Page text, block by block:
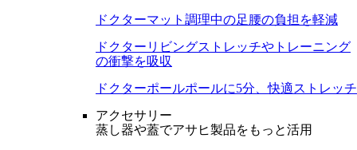
ドクターマット 調理中の足腰の負担を軽減
ドクターリビングストレッチやトレーニング
の衝撃を吸収
ドクターポールポールに5分、快適ストレッチ
アクセサリー
蒸し器や蓋でアサヒ製品をもっと活用